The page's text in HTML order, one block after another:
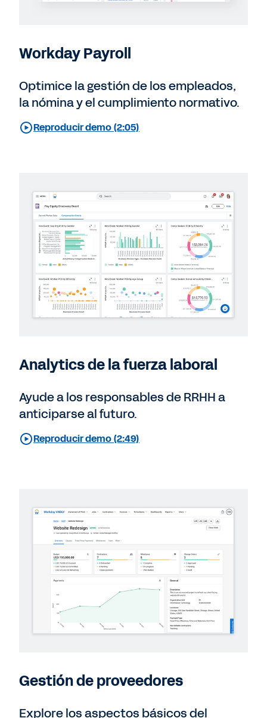
Workday Payroll
Optimice la gestión de los empleados,
la nómina y el cumplimiento normativo.
Reproducir demo (2:05)
Analytics de la fuerza laboral
Ayude a los responsables de RRHH a
anticiparse al futuro.
Reproducir demo (2:49)
Gestión de proveedores
Explore los aspectos básicos del